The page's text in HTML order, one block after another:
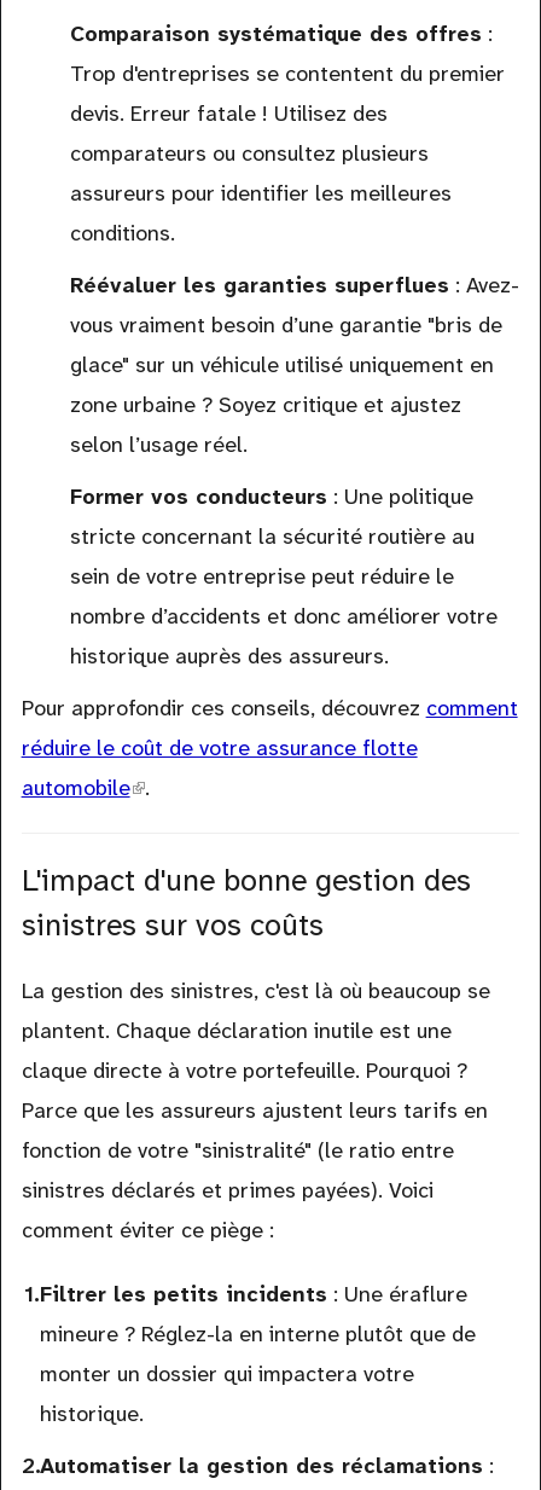
Comparaison systématique des offres :
Trop d'entreprises se contentent du premier
devis. Erreur fatale ! Utilisez des
comparateurs ou consultez plusieurs
assureurs pour identifier les meilleures
conditions.
Réévaluer les garanties superflues : Avez-
vous vraiment besoin d’une garantie "bris de
glace" sur un véhicule utilisé uniquement en
zone urbaine ? Soyez critique et ajustez
selon l’usage réel.
Former vos conducteurs : Une politique
stricte concernant la sécurité routière au
sein de votre entreprise peut réduire le
nombre d’accidents et donc améliorer votre
historique auprès des assureurs.
Pour approfondir ces conseils, découvrez comment
réduire le coût de votre assurance flotte
automobile(link
external)
.
L'impact d'une bonne gestion des
sinistres sur vos coûts
La gestion des sinistres, c'est là où beaucoup se
plantent. Chaque déclaration inutile est une
claque directe à votre portefeuille. Pourquoi ?
Parce que les assureurs ajustent leurs tarifs en
fonction de votre "sinistralité" (le ratio entre
sinistres déclarés et primes payées). Voici
comment éviter ce piège :
Filtrer les petits incidents : Une éraflure
mineure ? Réglez-la en interne plutôt que de
monter un dossier qui impactera votre
historique.
Automatiser la gestion des réclamations :